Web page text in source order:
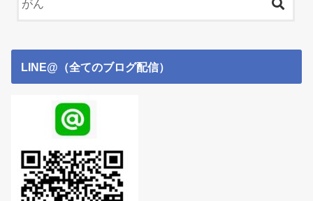
LINE@（全てのブログ配信）